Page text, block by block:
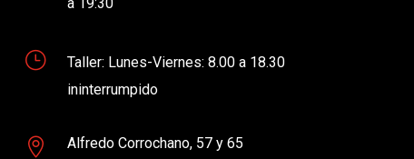
}
Taller: Lunes-Viernes: 8.00 a 18.30
ininterrumpido

Alfredo Corrochano, 57 y 65